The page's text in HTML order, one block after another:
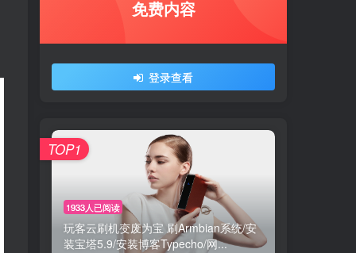
免费内容
登录查看
1933人已阅读
玩客云刷机变废为宝 刷Armbian系统/安
装宝塔5.9/安装博客Typecho/网...
TOP1
免费内容
登录查看
1933人已阅读
玩客云刷机变废为宝 刷Armbian系统/安
装宝塔5.9/安装博客Typecho/网...
TOP1